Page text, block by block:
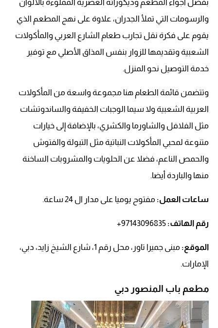
بفضل أجواء المطعم وديكوراته العصرية المملوءة بالألوان
والرسومات التي تملأ الجدران، علاوة على نهج المطعم الذي
يقوم على فكرة نقل تجارب طعام الشارع العربي والمأكولات
الشعبية وتقديمها للزوار بنفس المذاق الأصلي مع توفير
خدمة التوصيل نحو المنزل.
وتتضمن قائمة الطعام هنا مجموعة واسعة من المأكولات
العربية الشعبية ولا سيما الوجبات الخفيفة والساندوتشات
مثل الفلافل والشاورما والكشري، بالإضافة إلى خيارات
متنوعة لمحبي المأكولات النباتية مثل التبولة والفتوش
والحمص الناعم، فضلا عن الحلويات والمشروبات الساخنة
منها والباردة أيضا.
ساعات العمل: مفتوح يوميا على مدار ال 24 ساعة.
رقم الهاتف:
97143096835+
الموقع:
مبنى جميرا تاور، محل رقم 1، شارع الشيخ زايد، دبي،
الإمارات.
مطعم باب المنصور دبي